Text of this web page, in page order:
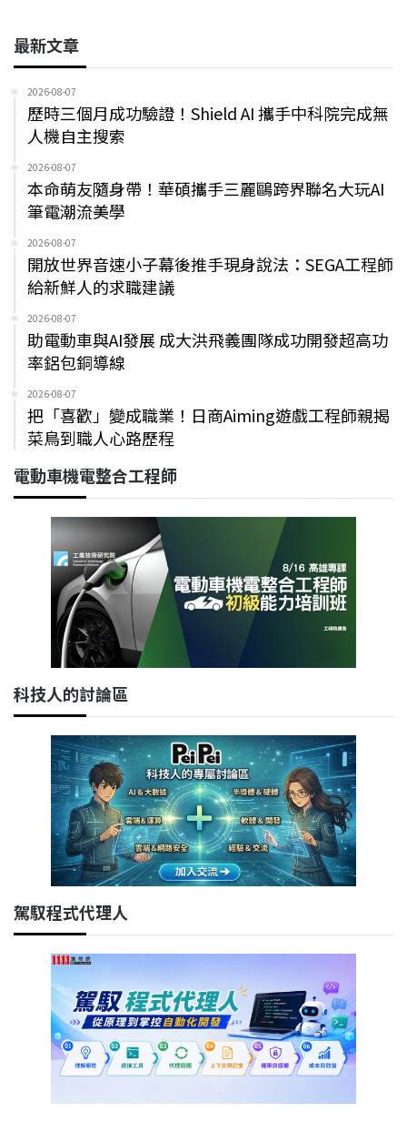
最新文章
2026-08-07
歷時三個月成功驗證！Shield AI 攜手中科院完成無
人機自主搜索
2026-08-07
本命萌友隨身帶！華碩攜手三麗鷗跨界聯名大玩AI
筆電潮流美學
2026-08-07
開放世界音速小子幕後推手現身說法：SEGA工程師
給新鮮人的求職建議
2026-08-07
助電動車與AI發展 成大洪飛義團隊成功開發超高功
率鋁包銅導線
2026-08-07
把「喜歡」變成職業！日商Aiming遊戲工程師親揭
菜鳥到職人心路歷程
電動車機電整合工程師
科技人的討論區
駕馭程式代理人